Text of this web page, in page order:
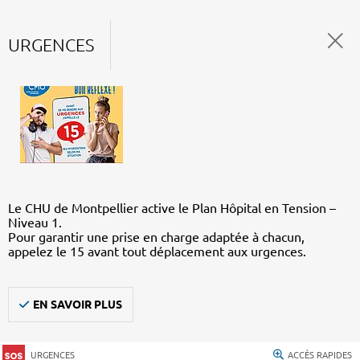
URGENCES
Le CHU de Montpellier active le Plan Hôpital en Tension –
Niveau 1.
Pour garantir une prise en charge adaptée à chacun,
appelez le 15 avant tout déplacement aux urgences.
EN SAVOIR PLUS
URGENCES ACCÈS RAPIDES